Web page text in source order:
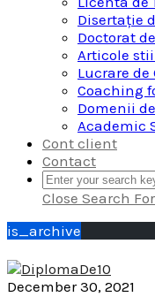
Disertație
Doctorat
Articole
Lucrare de
Coaching
Domenii
Academic
Cont client
Contact
Close Search
is_archive
December 30, 2021